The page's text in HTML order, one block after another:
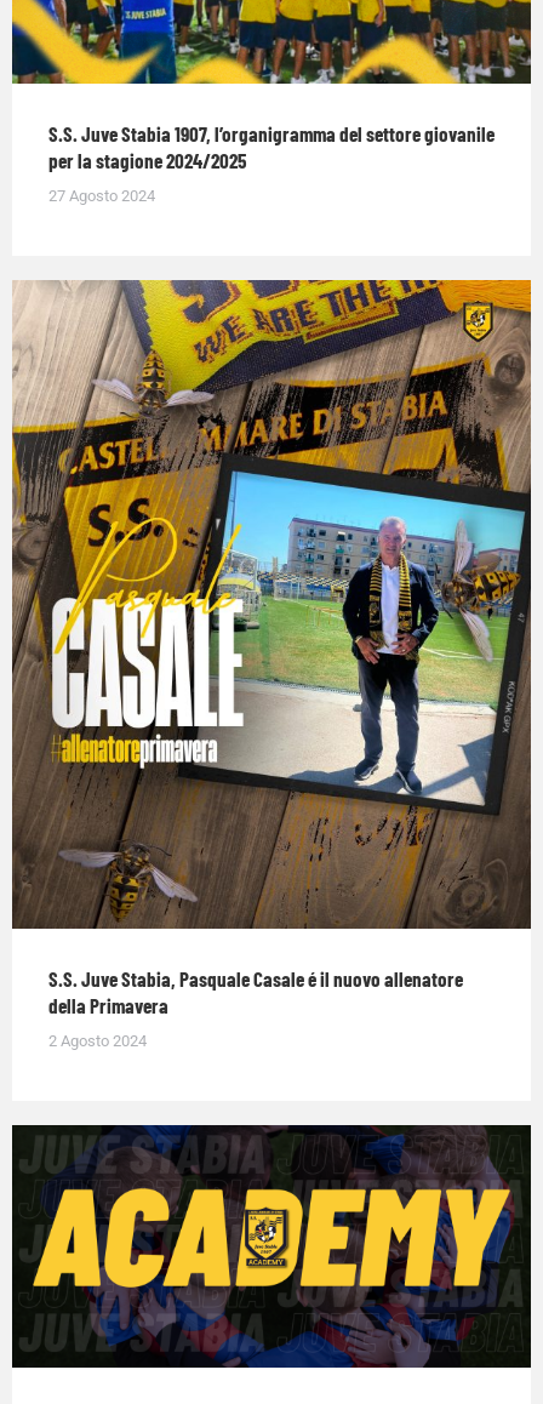
S.S. Juve Stabia 1907, l’organigramma del settore giovanile
per la stagione 2024/2025
27 Agosto 2024
S.S. Juve Stabia, Pasquale Casale é il nuovo allenatore
della Primavera
2 Agosto 2024